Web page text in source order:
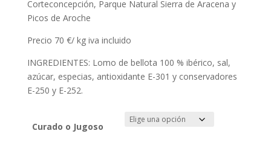
Corteconcepción, Parque Natural Sierra de Aracena y
Picos de Aroche
Precio 70 €/ kg iva incluido
INGREDIENTES: Lomo de bellota 100 % ibérico, sal,
azúcar, especias, antioxidante E-301 y conservadores
E-250 y E-252.
Curado o Jugoso